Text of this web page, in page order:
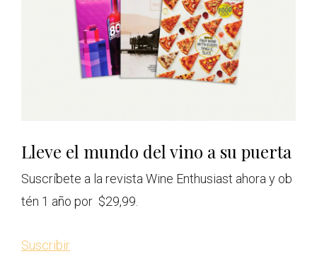
Lleve el mundo del vino a su puerta
Suscríbete a la revista Wine Enthusiast ahora y ob
tén 1 año por $29,99.
Suscribir